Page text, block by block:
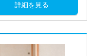
詳細を見る